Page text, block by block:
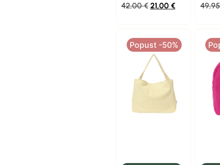
42,00€ 21,00 €
Popust -50%